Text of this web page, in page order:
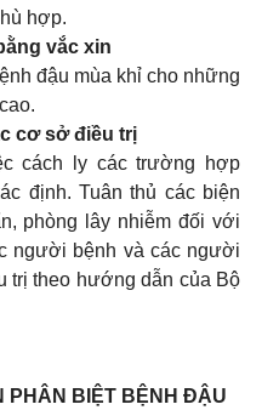
hợp.
vắc xin
đậu mùa khỉ cho những
cơ sở điều trị
cách ly các trường hợp
định. Tuân thủ các biện
phòng lây nhiễm đối với
người bệnh và các người
trị theo hướng dẫn của Bộ
PHÂN BIỆT BỆNH ĐẬU